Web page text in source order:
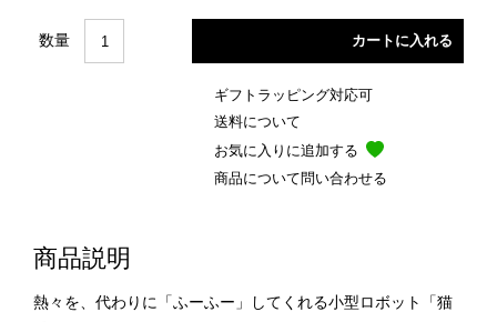
数量
ギフトラッピング対応可
送料について
お気に入りに追加する
商品について問い合わせる
商品説明
熱々を、代わりに「ふーふー」してくれる小型ロボット「猫